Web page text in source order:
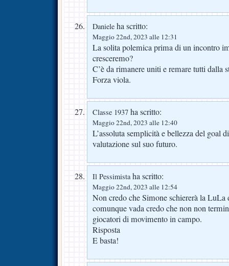
Daniele ha scritto:
Maggio 22nd, 2023 alle 12:31
La solita polemica prima di un incontro
cresceremo?
C’è da rimanere uniti e remare tutti dalla
Forza viola.
Classe 1937 ha scritto:
Maggio 22nd, 2023 alle 12:40
L’assoluta semplicità e bellezza del goal
valutazione sul suo futuro.
Il Pessimistaha scritto:
Maggio 22nd, 2023 alle 12:54
Non credo che Simone schiererà la
comunque vada credo che non non
giocatori di movimento in campo.
Risposta
E basta!